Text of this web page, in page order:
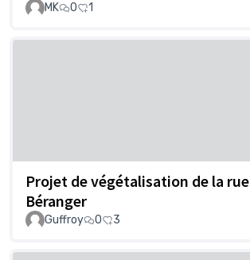
MK 0 1
Projet de végétalisation de la rue
Béranger
Guffroy 0 3